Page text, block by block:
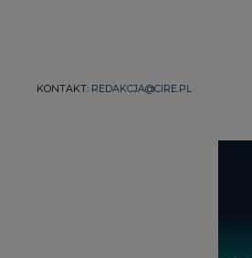
KONTAKT: REDAKCJA@CIRE.PL